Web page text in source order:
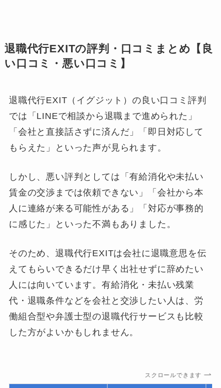
退職代行EXITの評判・口コミまとめ【良
い口コミ・悪い口コミ】
退職代行EXIT（イグジット）の良い口コミ評判
では「LINEで相談から退職まで進められた」
「会社と直接話さずに済んだ」「即日対応して
もらえた」といった声が見られます。
しかし、悪い評判としては「有給消化や未払い
賃金の交渉までは依頼できない」「会社から本
人に連絡が来る可能性がある」「対応が事務的
に感じた」といった不満もありました。
そのため、退職代行EXITは会社に退職意思を伝
えてもらいできるだけ早く出社せずに辞めたい
人には向いています。有給消化・未払い残業
代・退職条件などを会社と交渉したい人は、労
働組合型や弁護士型の退職代行サービスも比較
した方がよいかもしれません。
スクロールできます